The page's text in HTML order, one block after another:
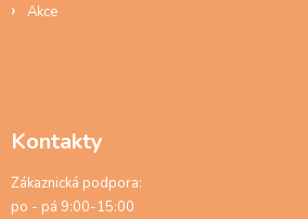
Akce
Kontakty
Zákaznická podpora:
po - pá 9:00-15:00